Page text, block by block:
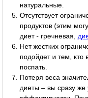
натуральные.
Отсутствует
продуктов (этим
диет - гречневая,
Нет жестких
подойдет и тем, кто
поспать.
Потеря веса
диеты – вы сразу же